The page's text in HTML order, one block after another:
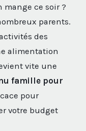
mange ce soir ?
parents.
des
alimentation
vite une
famille pour
pour
votre budget